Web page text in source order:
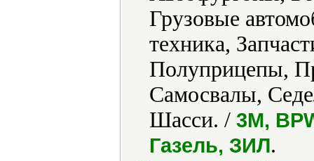
Грузовые
техника,
Полуприцепы,
Самосвалы,
Шасси. / 3M,
Газель, ЗИЛ.